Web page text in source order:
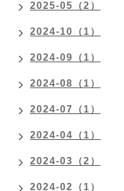
2025-05（2）
2024-10（1）
2024-09（1）
2024-08（1）
2024-07（1）
2024-04（1）
2024-03（2）
2024-02（1）